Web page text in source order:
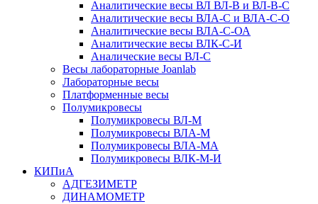
Аналитические весы ВЛ ВЛ-В и ВЛ-В-С
Аналитические весы ВЛА-С и ВЛА-С-О
Аналитические весы ВЛА-С-ОА
Аналитические весы ВЛК-С-И
Аналические весы ВЛ-С
Весы лабораторные Joanlab
Лабораторные весы
Платформенные весы
Полумикровесы
Полумикровесы ВЛ-М
Полумикровесы ВЛА-М
Полумикровесы ВЛА-МА
Полумикровесы ВЛК-М-И
КИПиА
АДГЕЗИМЕТР
ДИНАМОМЕТР